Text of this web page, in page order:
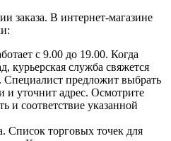
заказа. В интернет-магазине
с 9.00 до 19.00. Когда
курьерская служба свяжется
Специалист предложит выбрать
и уточнит адрес. Осмотрите
и соответствие указанной
Список торговых точек для